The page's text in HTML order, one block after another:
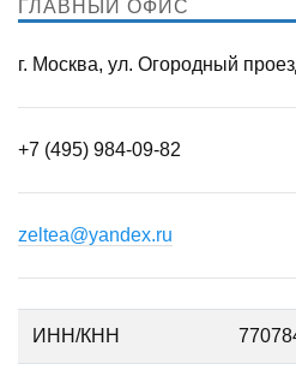
ГЛАВНЫЙ ОФИС
г. Москва, ул. Огородный
+7 (495) 984-09-82
zeltea@yandex.ru
ИНН/КНН